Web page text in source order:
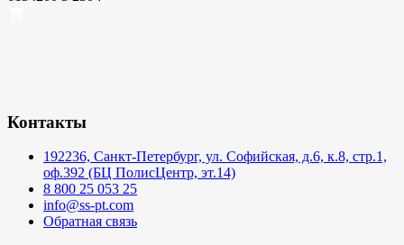
Контакты
192236, Санкт-Петербург, ул. Софийская, д.6, к.8, стр.1,
оф.392 (БЦ ПолисЦентр, эт.14)
8 800 25 053 25
info@ss-pt.com
Обратная связь